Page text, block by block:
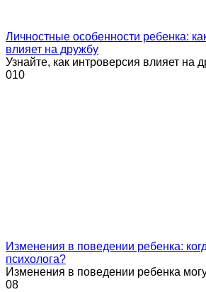
Личностные особенности ребенка:
влияет на дружбу
Узнайте, как интроверсия влияет на
010
Изменения в поведении ребенка:
психолога?
Изменения в поведении ребенка
08